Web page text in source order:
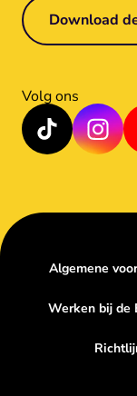
Download
Volg ons
Algemene
Werken bij de